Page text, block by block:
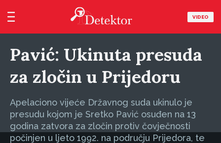
VIDEO
Pavić: Ukinuta presuda
za zločin u Prijedoru
Apelaciono vijeće Državnog suda ukinulo je
presudu kojom je Sretko Pavić osuđen na 13
godina zatvora za zločin protiv čovječnosti
počinjen u ljeto 1992. na području Prijedora, te